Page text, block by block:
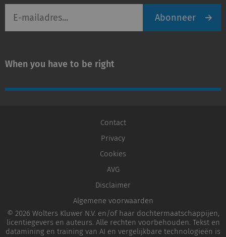
mailadres
Abonneer
When you have to be right
Contact
Privacy
Cookies
AVG
Disclaimer
Algemene voorwaarden
© 2026 Wolters Kluwer N.V. en/of haar dochtermaatschappijen,
licentiegevers en auteurs. Alle rechten voorbehouden. Tekst en
datamining en training van AI en vergelijkbare technologieën is